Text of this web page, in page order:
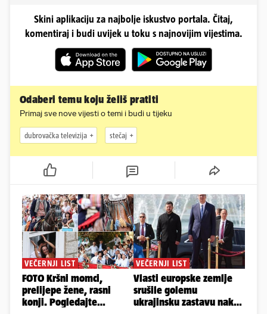
Skini aplikaciju za najbolje iskustvo portala. Čitaj,
komentiraj i budi uvijek u toku s najnovijim vijestima.
Odaberi temu koju želiš pratiti
Primaj sve nove vijesti o temi i budi u tijeku
dubrovačka televizija stečaj